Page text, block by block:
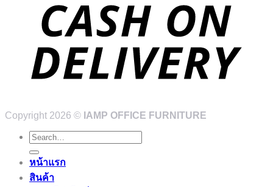
Copyright 2026 © IAMP OFFICE FURNITURE
Search
for:
หน้าแรก
สินค้า